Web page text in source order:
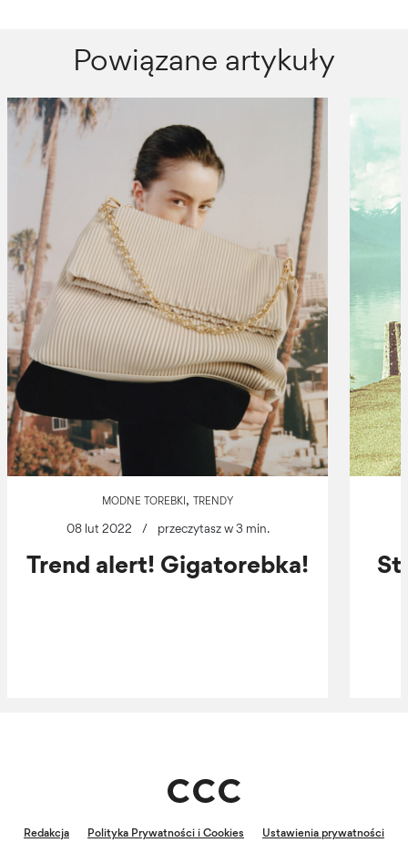
Powiązane artykuły
MODNE TOREBKI , TRENDY
08 lut 2022 / przeczytasz w 3 min.
Trend alert! Gigatorebka!
Redakcja Polityka Prywatności i Cookies Ustawienia prywatności